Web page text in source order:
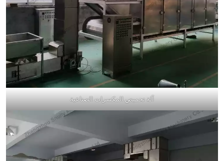
آلة تحميص المكسرات الصناعية